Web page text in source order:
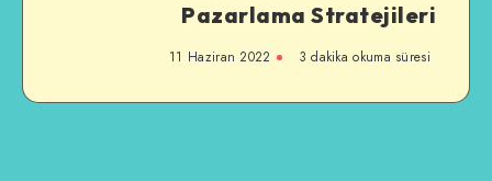
Pazarlama Stratejileri
11 Haziran 2022 3 dakika okuma süresi